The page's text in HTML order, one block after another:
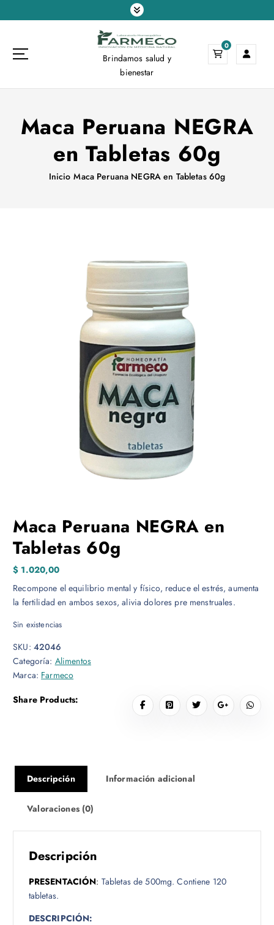
a
a
Brindamos salud y
bienestar
0
Maca Peruana NEGRA
en Tabletas 60g
Inicio Maca Peruana NEGRA en Tabletas 60g
Maca Peruana NEGRA en
Tabletas 60g
$ 1.020,00
Recompone el equilibrio mental y físico, reduce el estrés, aumenta
la fertilidad en ambos sexos, alivia dolores pre menstruales.
Sin existencias
SKU: 42046
Categoría: Alimentos
Marca: Farmeco
Share Products:
Descripción Información adicional
Valoraciones (0)
Descripción
PRESENTACIÓN: Tabletas de 500mg. Contiene 120
tabletas.
DESCRIPCIÓN: